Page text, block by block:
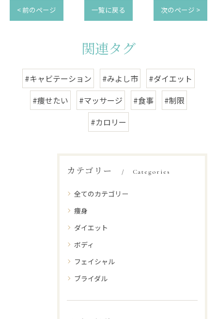
< 前のページ 一覧に戻る 次のページ >
関連タグ
#キャビテーション #みよし市
#ダイエット
#痩せたい
#マッサージ #食事
#制限
#カロリー
カテゴリー Categories
全てのカテゴリー
痩身
ダイエット
ボディ
フェイシャル
ブライダル